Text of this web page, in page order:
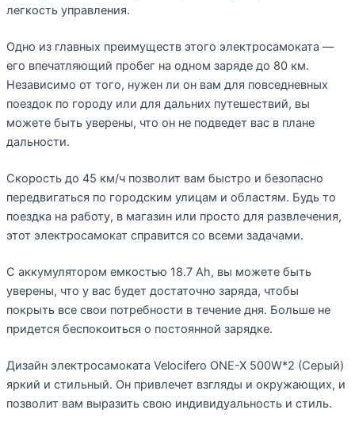
легкость управления.
Одно из главных преимуществ этого электросамоката —
его впечатляющий пробег на одном заряде до 80 км.
Независимо от того, нужен ли он вам для повседневных
поездок по городу или для дальних путешествий, вы
можете быть уверены, что он не подведет вас в плане
дальности.
Скорость до 45 км/ч позволит вам быстро и безопасно
передвигаться по городским улицам и областям. Будь то
поездка на работу, в магазин или просто для развлечения,
этот электросамокат справится со всеми задачами.
С аккумулятором емкостью 18.7 Ah, вы можете быть
уверены, что у вас будет достаточно заряда, чтобы
покрыть все свои потребности в течение дня. Больше не
придется беспокоиться о постоянной зарядке.
Дизайн электросамоката Velocifero ONE-X 500W*2 (Серый)
яркий и стильный. Он привлечет взгляды и окружающих, и
позволит вам выразить свою индивидуальность и стиль.